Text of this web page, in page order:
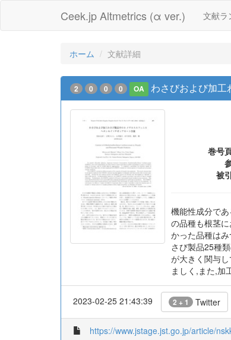
Ceek.jp Altmetrics (α ver.) 文献ラ
ホーム 文献詳細
2 0 0 0 OA わさびおよび加
巻号
被
機能性成分で
の品種も根茎
かった品種は
さび製品25種
が大きく関与
ましく,また,加
2023-02-25 21:43:39 2 + 1 Twitter
https://www.jstage.jst.go.jp/article/